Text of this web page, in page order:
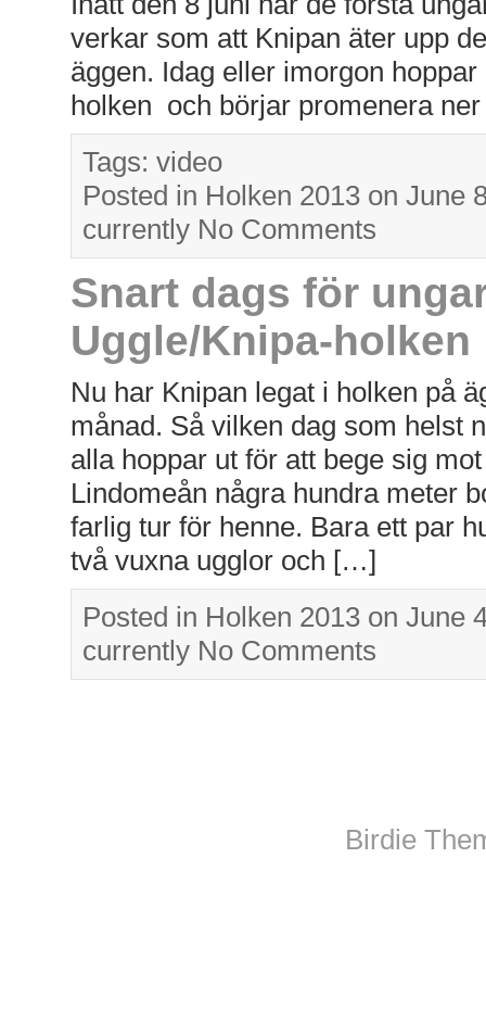
verkar som att Knipan äter upp
äggen. Idag eller imorgon
holken och börjar promenera
Tags: video
Posted in Holken 2013 on June
currently No Comments
Snart dags för
Uggle/Knipa-holken
Nu har Knipan legat i holken på
månad. Så vilken dag som helst
alla hoppar ut för att bege sig
Lindomeån några hundra meter
farlig tur för henne. Bara ett par
två vuxna ugglor och […]
Posted in Holken 2013 on June
currently No Comments
Birdie